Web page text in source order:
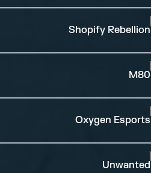
Shopify Rebellion
M80
Oxygen Esports
Unwanted